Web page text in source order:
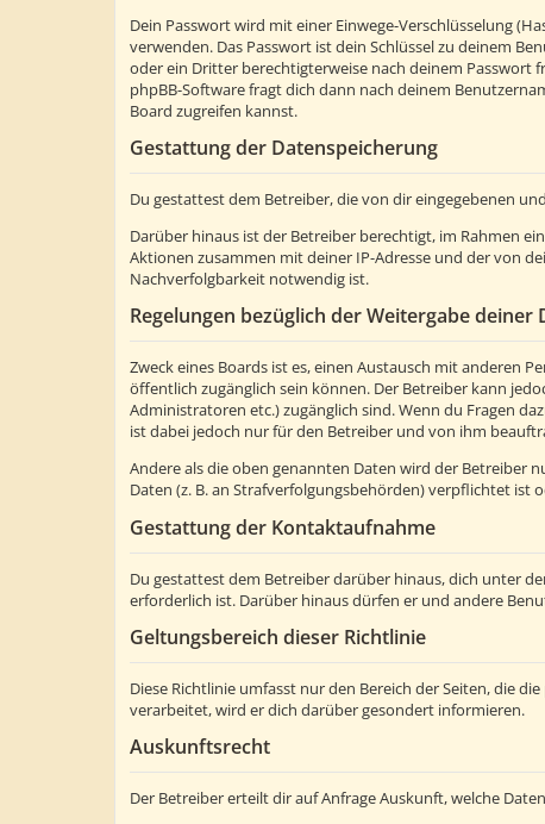
Dein Passwort wird mit einer Einwege-Verschlüsselung
verwenden. Das Passwort ist dein Schlüssel zu deinem
oder ein Dritter berechtigterweise nach deinem Passwort
phpBB-Software fragt dich dann nach deinem
Board zugreifen kannst.
Gestattung der Datenspeicherung
Du gestattest dem Betreiber, die von dir eingegebenen
Darüber hinaus ist der Betreiber berechtigt, im Rahmen
Aktionen zusammen mit deiner IP-Adresse und der von
Nachverfolgbarkeit notwendig ist.
Regelungen bezüglich der Weitergabe deiner
Zweck eines Boards ist es, einen Austausch mit anderen
öffentlich zugänglich sein können. Der Betreiber kann
Administratoren etc.) zugänglich sind. Wenn du Fragen
ist dabei jedoch nur für den Betreiber und von ihm
Andere als die oben genannten Daten wird der Betreiber
Daten (z. B. an Strafverfolgungsbehörden) verpflichtet ist
Gestattung der Kontaktaufnahme
Du gestattest dem Betreiber darüber hinaus, dich unter
erforderlich ist. Darüber hinaus dürfen er und andere
Geltungsbereich dieser Richtlinie
Diese Richtlinie umfasst nur den Bereich der Seiten, die
verarbeitet, wird er dich darüber gesondert informieren.
Auskunftsrecht
Der Betreiber erteilt dir auf Anfrage Auskunft, welche